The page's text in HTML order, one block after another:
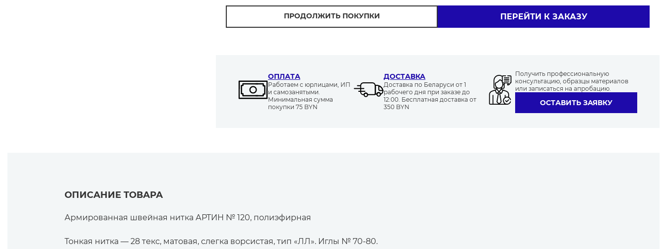
ПРОДОЛЖИТЬ ПОКУПКИ ПЕРЕЙТИ К ЗАКАЗУ
ОПЛАТА
Работаем с юрлицами, ИП
и самозанятыми.
Минимальная сумма
покупки 75 BYN
ДОСТАВКА
Доставка по Беларуси от 1
рабочего дня при заказе до
12:00. Бесплатная доставка от
350 BYN
Получить профессиональную
консультацию, образцы материалов
или записаться на апробацию.
ОСТАВИТЬ ЗАЯВКУ
ОПИСАНИЕ ТОВАРА
Армированная швейная нитка АРТИН № 120, полиэфирная
Тонкая нитка — 28 текс, матовая, слегка ворсистая, тип «ЛЛ». Иглы № 70-80.